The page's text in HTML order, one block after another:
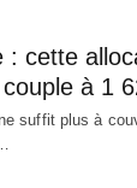
: cette
couple à 1
suffit plus à